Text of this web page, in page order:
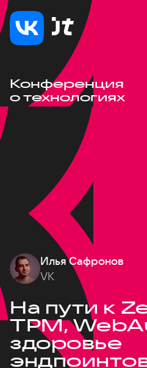
Конференция
о технологиях
Илья Сафронов
VK
На пути к
TPM,
здоровье